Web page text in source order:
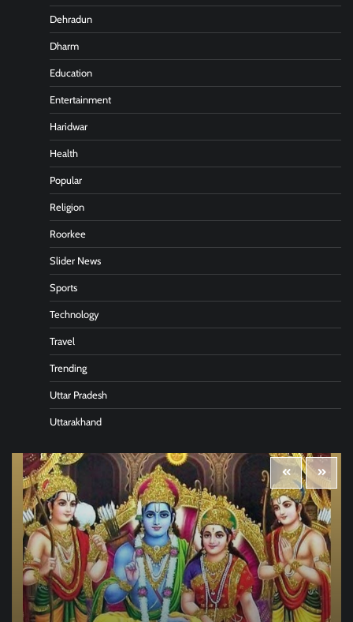
Dehradun
Dharm
Education
Entertainment
Haridwar
Health
Popular
Religion
Roorkee
Slider News
Sports
Technology
Travel
Trending
Uttar Pradesh
Uttarakhand